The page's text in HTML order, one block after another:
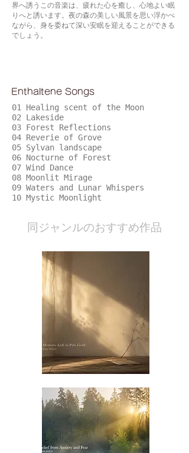
界へ誘うこの音楽は、疲れた心を癒し、心地よい眠
りへと誘います。夜の森の美しい風景を思い浮かべ
ながら、身を委ねて深い安眠を迎えることができる
でしょう。
Enthaltene Songs
01 Healing scent of the Moon
02 Lakeside
03 Forest Reflections
04 Reverie of Grove
05 Sylvan landscape
06 Nocturne of Forest
07 Wind Dance
08 Moonlit Mirage
09 Waters and Lunar Whispers
10 Mystic Moonlight
​同ジャンルのおすすめ作品